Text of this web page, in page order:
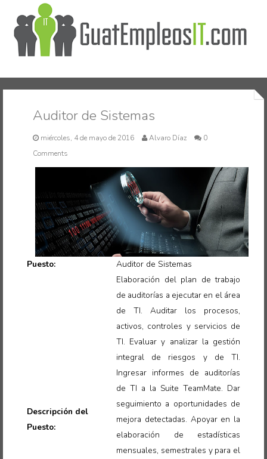
Inicio
Auditor de Sistemas
miércoles, 4 de mayo de 2016 Alvaro Díaz
0
Comments
Puesto: Auditor de Sistemas
Descripción del
Puesto:
Elaboración del plan de trabajo
de auditorías a ejecutar en el área
de TI. Auditar los procesos,
activos, controles y servicios de
TI. Evaluar y analizar la gestión
integral de riesgos y de TI.
Ingresar informes de auditorías
de TI a la Suite TeamMate. Dar
seguimiento a oportunidades de
mejora detectadas. Apoyar en la
elaboración de estadísticas
mensuales, semestrales y para el